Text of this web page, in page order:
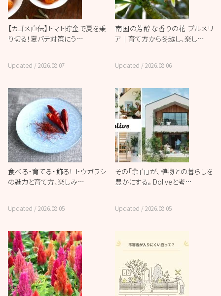
【カゴメ直伝】トマト貯金で夏を乗
り切る！夏バテ対策にう…
Updated /2026.08.07
南国の芳醇な香りの花 プルメリ
ア｜育て方から冬越し、楽し…
Updated /2026.08.06
食べる・育てる・飾る！ トウガラシ
の魅力と育て方、楽しみ…
Updated /2026.08.05
その「余白」が、植物との暮らしを
豊かにする。 Doliveと考…
Updated /2026.08.05